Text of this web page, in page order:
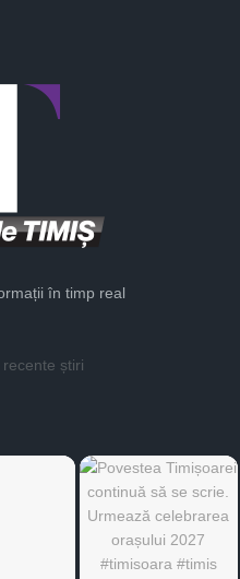
în timp real
știri